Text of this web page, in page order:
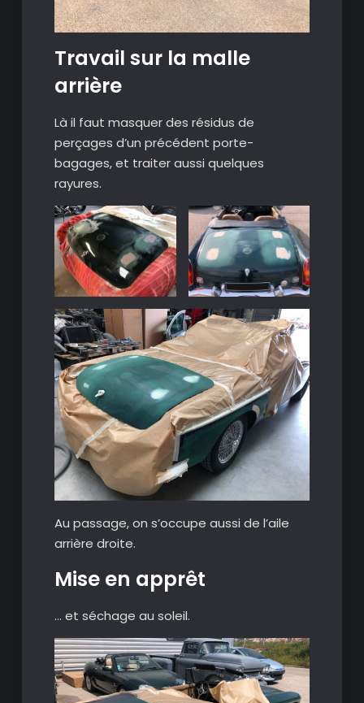
Travail sur la malle
arrière
Là il faut masquer des résidus de
perçages d’un précédent porte-
bagages, et traiter aussi quelques
rayures.
Au passage, on s’occupe aussi de l’aile
arrière droite.
Mise en apprêt
… et séchage au soleil.